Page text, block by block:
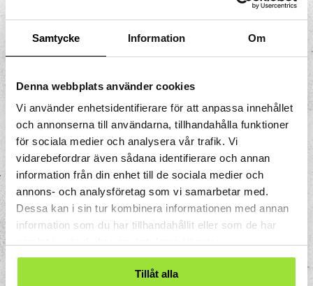
Samtycke Information Om
Denna webbplats använder cookies
Vi använder enhetsidentifierare för att anpassa innehållet
och annonserna till användarna, tillhandahålla funktioner
för sociala medier och analysera vår trafik. Vi
vidarebefordrar även sådana identifierare och annan
information från din enhet till de sociala medier och
annons- och analysföretag som vi samarbetar med.
Dessa kan i sin tur kombinera informationen med annan
information som du har tillhandahållit eller som de har
Tillåt alla
Jobba med sina sinnen.
Programmet är direkt kopplat till
kursplanens centrala innehåll.
Eleverna får uppleva naturvetenskap
genom praktiska experiment och
samarbete.
Ni får med er inspiration och material
för att följa upp i klassrummet.
Programmet är ca 45-60 minuter.